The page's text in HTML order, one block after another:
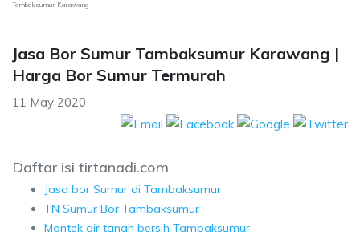
Tambaksumur Karawang
Jasa Bor Sumur Tambaksumur Karawang |
Harga Bor Sumur Termurah
11 May 2020
Daftar isi tirtanadi.com
Jasa bor Sumur di Tambaksumur
TN Sumur Bor Tambaksumur
Mantek air tanah bersih Tambaksumur